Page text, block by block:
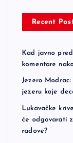
Recent
Kad javno
komentare
Jezero
jezeru koje
Lukavačke
će odgovarati
radove?